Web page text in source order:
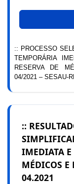
:: PROCESSO
TEMPORÁRIA
RESERVA DE
04/2021 – SESAU-
::
IMEDIATA E
MÉDICOS E
04.2021